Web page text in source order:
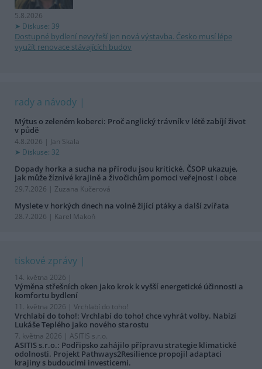
5.8.2026
Diskuse: 39
Dostupné bydlení nevyřeší jen nová výstavba. Česko musí lépe
využít renovace stávajících budov
rady a návody
Mýtus o zeleném koberci: Proč anglický trávník v létě zabíjí život
v půdě
4.8.2026 | Jan Skala
Diskuse: 32
Dopady horka a sucha na přírodu jsou kritické. ČSOP ukazuje,
jak může žíznivé krajině a živočichům pomoci veřejnost i obce
29.7.2026 | Zuzana Kučerová
Myslete v horkých dnech na volně žijící ptáky a další zvířata
28.7.2026 | Karel Makoň
tiskové zprávy
14. května 2026 |
Výměna střešních oken jako krok k vyšší energetické účinnosti a
komfortu bydlení
11. května 2026 | Vrchlabí do toho!
Vrchlabí do toho!: Vrchlabí do toho! chce vyhrát volby. Nabízí
Lukáše Teplého jako nového starostu
7. května 2026 | ASITIS s.r.o.
ASITIS s.r.o.: Podřipsko zahájilo přípravu strategie klimatické
odolnosti. Projekt Pathways2Resilience propojil adaptaci
krajiny s budoucími investicemi.